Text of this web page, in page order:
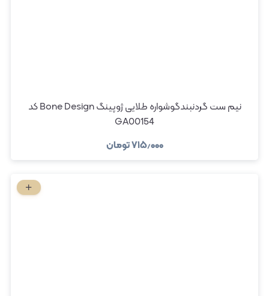
نیم ست گردنبندگوشواره طلایی ژوپینگ Bone Design کد
GA00154
۷۱۵٫۰۰۰تومان